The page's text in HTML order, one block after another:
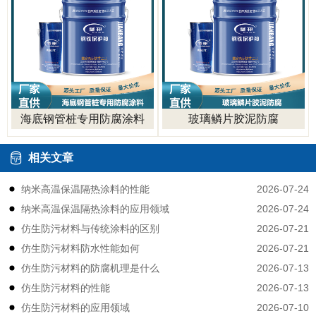
海底钢管桩专用防腐涂料 玻璃鳞片胶泥防腐
相关文章
2026-07-24
纳米高温保温隔热涂料的性能
2026-07-24
纳米高温保温隔热涂料的应用领域
2026-07-21
仿生防污材料与传统涂料的区别
2026-07-21
仿生防污材料防水性能如何
2026-07-13
仿生防污材料的防腐机理是什么
2026-07-13
仿生防污材料的性能
2026-07-10
仿生防污材料的应用领域